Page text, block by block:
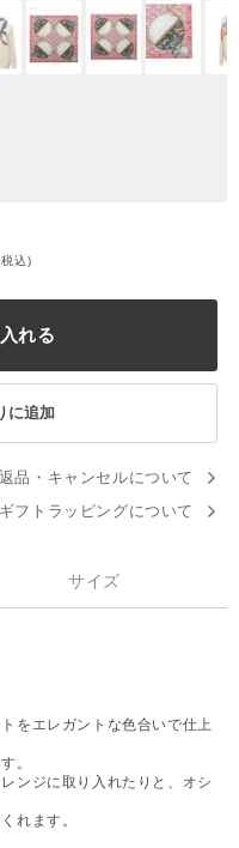
込)
れる
に追加
返品・キャンセルについて
ギフトラッピングについて
サイズ
をエレガントな色合いで仕上
。
ンジに取り入れたりと、オシ
れます。